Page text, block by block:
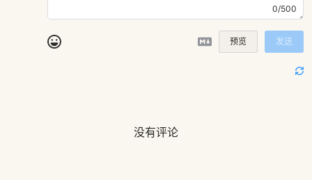
0/500
预览 发送
没有评论